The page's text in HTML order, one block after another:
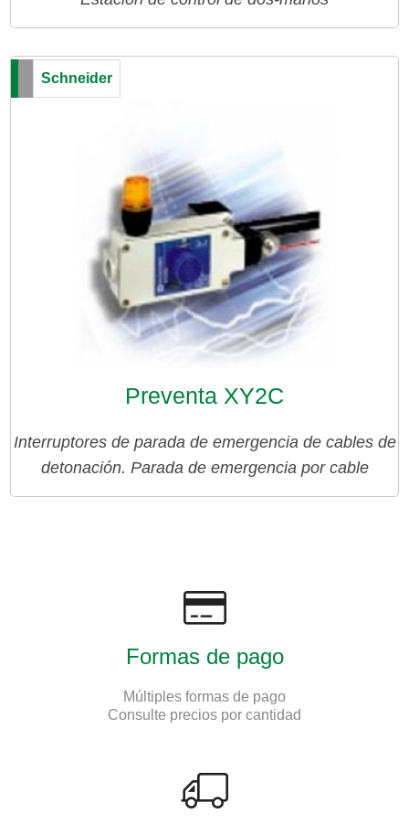
Preventa XY2C
Interruptores de parada de emergencia de cables de
detonación. Parada de emergencia por cable
Schneider
Formas de pago
Múltiples formas de pago
Consulte precios por cantidad